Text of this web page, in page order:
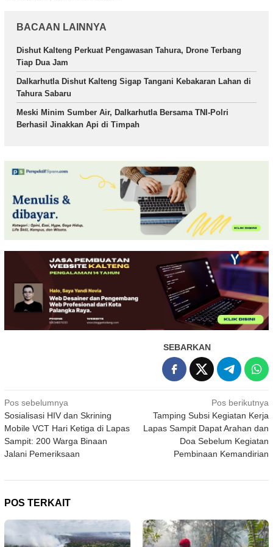
BACAAN LAINNYA
Dishut Kalteng Perkuat Pengawasan Tahura, Drone Terbang
Tiap Dua Jam
Dalkarhutla Dishut Kalteng Sigap Tangani Kebakaran Lahan di
Tahura Sabaru
Meski Minim Sumber Air, Dalkarhutla Bersama TNI-Polri
Berhasil Jinakkan Api di Timpah
SEBARKAN
Navigasi
pos
Pos sebelumnya
Sosialisasi HIV dan Skrining
Mobile VCT Hari Ketiga di Lapas
Sampit: 200 Warga Binaan
Jalani Pemeriksaan
Pos berikutnya
Tamping Subsi Kegiatan Kerja
Lapas Sampit Dapat Arahan dan
Doa Sebelum Kegiatan
Pembinaan Kemandirian
POS TERKAIT